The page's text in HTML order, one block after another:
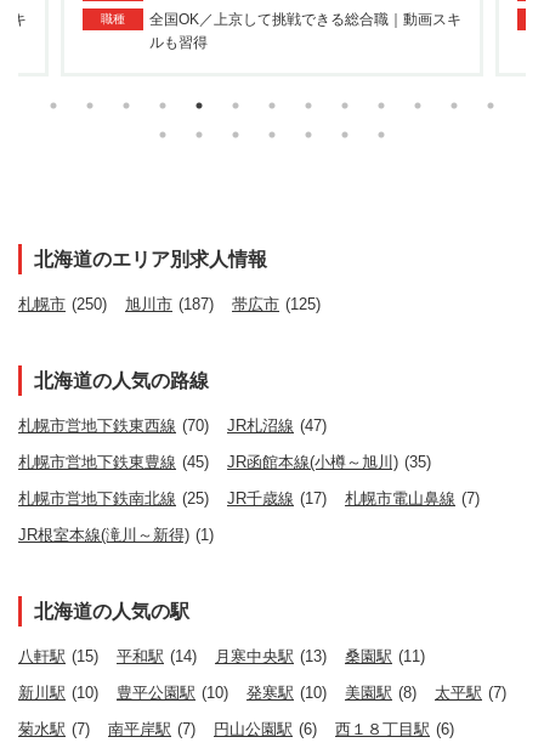
キ 職種
全国OK／上京して挑戦できる総合職｜動画スキ
ルも習得
北海道のエリア別求人情報
札幌市 (250) 旭川市 (187) 帯広市 (125)
北海道の人気の路線
札幌市営地下鉄東西線 (70) JR札沼線 (47)
札幌市営地下鉄東豊線 (45) JR函館本線(小樽～旭川) (35)
札幌市営地下鉄南北線 (25) JR千歳線 (17) 札幌市電山鼻線 (7)
JR根室本線(滝川～新得) (1)
北海道の人気の駅
八軒駅 (15) 平和駅 (14) 月寒中央駅 (13) 桑園駅 (11)
新川駅 (10) 豊平公園駅 (10) 発寒駅 (10) 美園駅 (8) 太平駅 (7)
菊水駅 (7) 南平岸駅 (7) 円山公園駅 (6) 西１８丁目駅 (6)